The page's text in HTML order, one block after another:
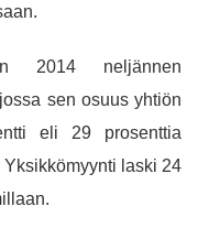
2014 neljännen
sen osuus yhtiön
eli 29 prosenttia
laski 24